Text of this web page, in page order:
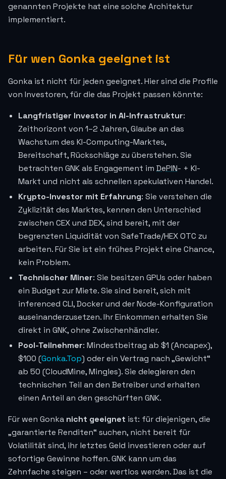
genannten Projekte hat eine solche Architektur
implementiert.
Für wen Gonka geeignet ist
Gonka ist nicht für jeden geeignet. Hier sind die Profile
von Investoren, für die das Projekt passen könnte:
Langfristiger Investor in AI-Infrastruktur:
Zeithorizont von 1–2 Jahren, Glaube an das
Wachstum des KI-Computing-Marktes,
Bereitschaft, Rückschläge zu überstehen. Sie
betrachten GNK als Engagement im DePIN- + KI-
Markt und nicht als schnellen spekulativen Handel.
Krypto-Investor mit Erfahrung: Sie verstehen die
Zyklizität des Marktes, kennen den Unterschied
zwischen CEX und DEX, sind bereit, mit der
begrenzten Liquidität von SafeTrade/HEX OTC zu
arbeiten. Für Sie ist ein frühes Projekt eine Chance,
kein Problem.
Technischer Miner: Sie besitzen GPUs oder haben
ein Budget zur Miete. Sie sind bereit, sich mit
inferenced CLI, Docker und der Node-Konfiguration
auseinanderzusetzen. Ihr Einkommen erhalten Sie
direkt in GNK, ohne Zwischenhändler.
Pool-Teilnehmer: Mindestbeitrag ab $1 (Ancapex),
$100 (Gonka.Top) oder ein Vertrag nach „Gewicht“
ab 50 (CloudMine, Mingles). Sie delegieren den
technischen Teil an den Betreiber und erhalten
einen Anteil an den geschürften GNK.
Für wen Gonka nicht geeignet ist: für diejenigen, die
„garantierte Renditen“ suchen, nicht bereit für
Volatilität sind, ihr letztes Geld investieren oder auf
sofortige Gewinne hoffen. GNK kann um das
Zehnfache steigen – oder wertlos werden. Das ist die